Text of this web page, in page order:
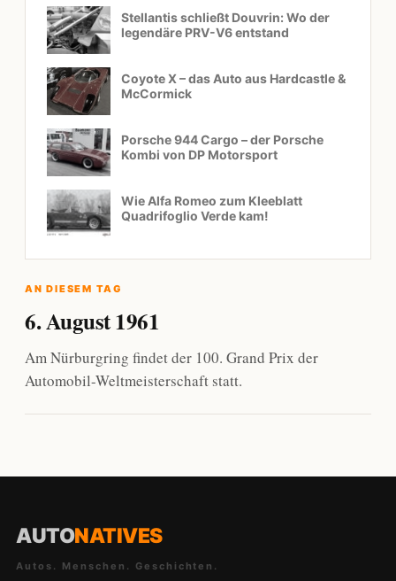
Stellantis schließt Douvrin: Wo der
legendäre PRV-V6 entstand
Coyote X – das Auto aus Hardcastle &
McCormick
Porsche 944 Cargo – der Porsche
Kombi von DP Motorsport
Wie Alfa Romeo zum Kleeblatt
Quadrifoglio Verde kam!
AN DIESEM TAG
6. August 1961
Am Nürburgring findet der 100. Grand Prix der
Automobil-Weltmeisterschaft statt.
AUTONATIVES
Autos. Menschen. Geschichten.